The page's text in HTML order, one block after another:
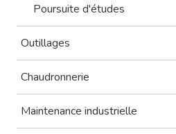
Poursuite d'études
Outillages
Chaudronnerie
Maintenance industrielle